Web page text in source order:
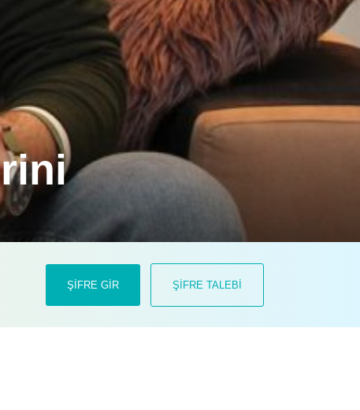
tuvalet ihtiyaçlarını tam
ŞİFRE GİR ŞİFRE TALEBİ